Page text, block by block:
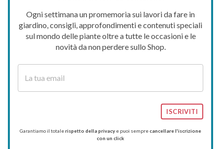
Ogni settimana un promemoria sui lavori da fare in
giardino, consigli, approfondimenti e contenuti speciali
sul mondo delle piante oltre a tutte le occasioni e le
novità da non perdere sullo Shop.
ISCRIVITI
Garantiamo il totalerispetto della privacy e puoi semprecancellare l'iscrizione
con un click